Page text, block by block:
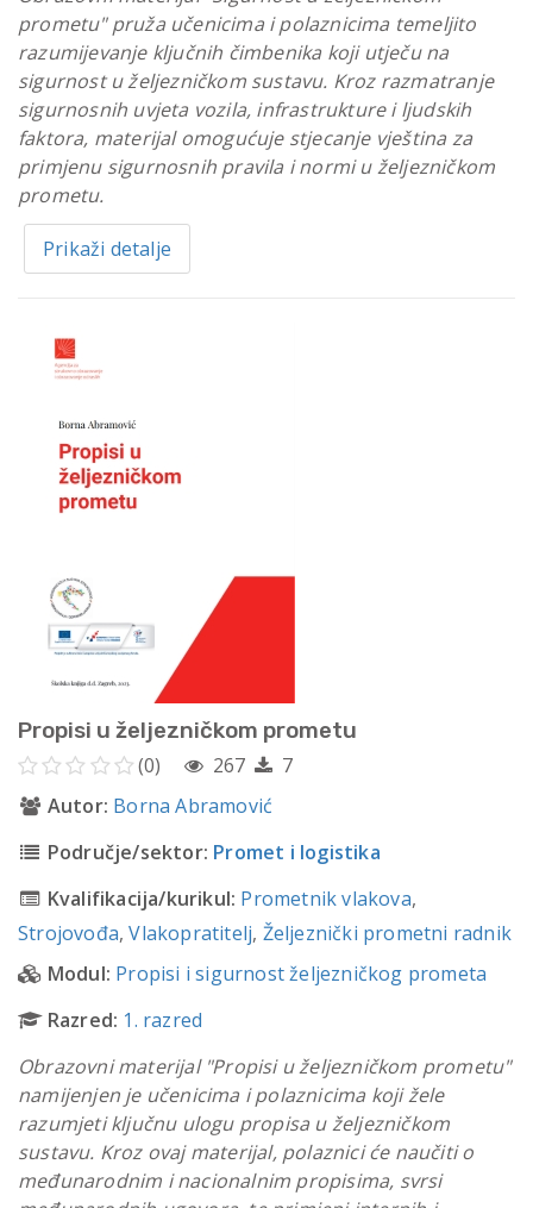
prometu" pruža učenicima i polaznicima temeljito
razumijevanje ključnih čimbenika koji utječu na
sigurnost u željezničkom sustavu. Kroz razmatranje
sigurnosnih uvjeta vozila, infrastrukture i ljudskih
faktora, materijal omogućuje stjecanje vještina za
primjenu sigurnosnih pravila i normi u željezničkom
prometu.
Prikaži detalje
Propisi u željezničkom prometu
(0) 267
7
Autor: Borna Abramović
Područje/sektor: Promet i logistika
Kvalifikacija/kurikul: Prometnik vlakova,
Strojovođa,Vlakopratitelj, Željeznički prometni radnik
Modul: Propisi i sigurnost željezničkog prometa
Razred: 1. razred
Obrazovni materijal "Propisi u željezničkom prometu"
namijenjen je učenicima i polaznicima koji žele
razumjeti ključnu ulogu propisa u željezničkom
sustavu. Kroz ovaj materijal, polaznici će naučiti o
međunarodnim i nacionalnim propisima, svrsi